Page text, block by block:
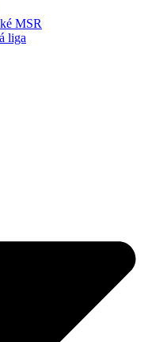
MSR
liga